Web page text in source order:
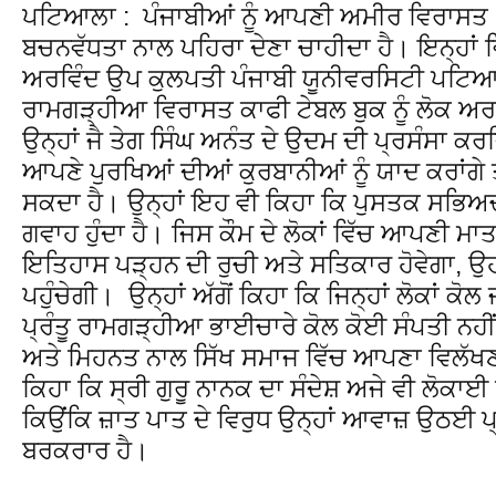
ਪਟਿਆਲਾ : ਪੰਜਾਬੀਆਂ ਨੂੰ ਆਪਣੀ ਅਮੀਰ
ਬਚਨਵੱਧਤਾ ਨਾਲ ਪਹਿਰਾ ਦੇਣਾ ਚਾਹੀਦਾ ਹੈ। ਇਨ੍ਹਾਂ
ਅਰਵਿੰਦ ਉਪ ਕੁਲਪਤੀ ਪੰਜਾਬੀ ਯੂਨੀਵਰਸਿਟੀ
ਰਾਮਗੜ੍ਹੀਆ ਵਿਰਾਸਤ ਕਾਫੀ ਟੇਬਲ ਬੁਕ ਨੂੰ ਲੋਕ
ਉਨ੍ਹਾਂ ਜੈ ਤੇਗ ਸਿੰਘ ਅਨੰਤ ਦੇ ਉਦਮ ਦੀ ਪ੍ਰਸੰਸਾ
ਆਪਣੇ ਪੁਰਖਿਆਂ ਦੀਆਂ ਕੁਰਬਾਨੀਆਂ ਨੂੰ ਯਾਦ ਕਰਾਂਗੇ
ਸਕਦਾ ਹੈ। ਉਨ੍ਹਾਂ ਇਹ ਵੀ ਕਿਹਾ ਕਿ ਪੁਸਤਕ
ਗਵਾਹ ਹੁੰਦਾ ਹੈ। ਜਿਸ ਕੌਮ ਦੇ ਲੋਕਾਂ ਵਿੱਚ ਆਪਣੀ
ਇਤਿਹਾਸ ਪੜ੍ਹਨ ਦੀ ਰੁਚੀ ਅਤੇ ਸਤਿਕਾਰ ਹੋਵੇਗਾ,
ਪਹੁੰਚੇਗੀ। ਉਨ੍ਹਾਂ ਅੱਗੋਂ ਕਿਹਾ ਕਿ ਜਿਨ੍ਹਾਂ ਲੋਕਾਂ
ਪ੍ਰੰਤੂ ਰਾਮਗੜ੍ਹੀਆ ਭਾਈਚਾਰੇ ਕੋਲ ਕੋਈ ਸੰਪਤੀ
ਅਤੇ ਮਿਹਨਤ ਨਾਲ ਸਿੱਖ ਸਮਾਜ ਵਿੱਚ ਆਪਣਾ
ਕਿਹਾ ਕਿ ਸ੍ਰੀ ਗੁਰੂ ਨਾਨਕ ਦਾ ਸੰਦੇਸ਼ ਅਜੇ ਵੀ
ਕਿਉਂਕਿ ਜ਼ਾਤ ਪਾਤ ਦੇ ਵਿਰੁਧ ਉਨ੍ਹਾਂ ਆਵਾਜ਼ ਉਠਈ
ਬਰਕਰਾਰ ਹੈ।